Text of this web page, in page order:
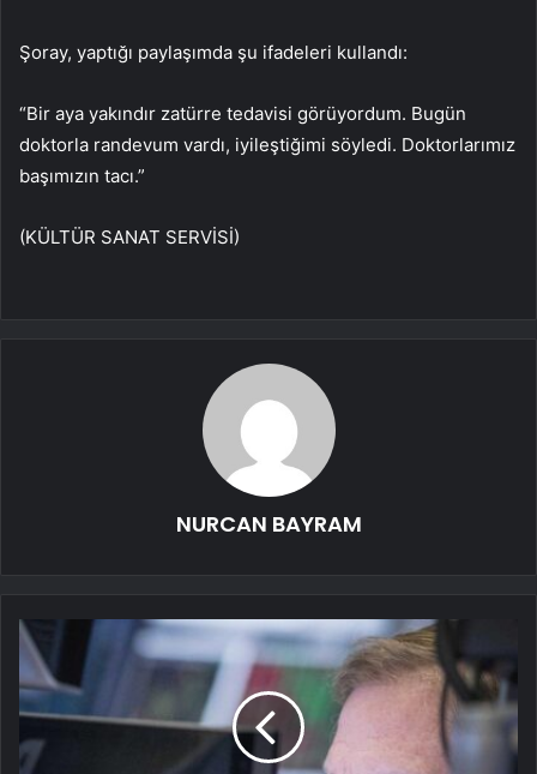
Şoray, yaptığı paylaşımda şu ifadeleri kullandı:
“Bir aya yakındır zatürre tedavisi görüyordum. Bugün
doktorla randevum vardı, iyileştiğimi söyledi. Doktorlarımız
başımızın tacı.”
(KÜLTÜR SANAT SERVİSİ)
NURCAN BAYRAM